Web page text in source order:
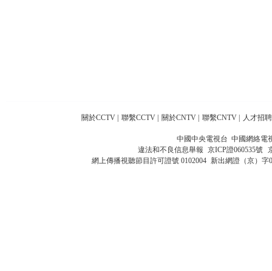
關於CCTV 聯繫CCTV 關於CNTV 聯繫CNTV 人才招聘
中國中央電視台 中國網絡電
違法和不良信息舉報 京ICP證060535號
網上傳播視聽節目許可證號 0102004 新出網證（京）